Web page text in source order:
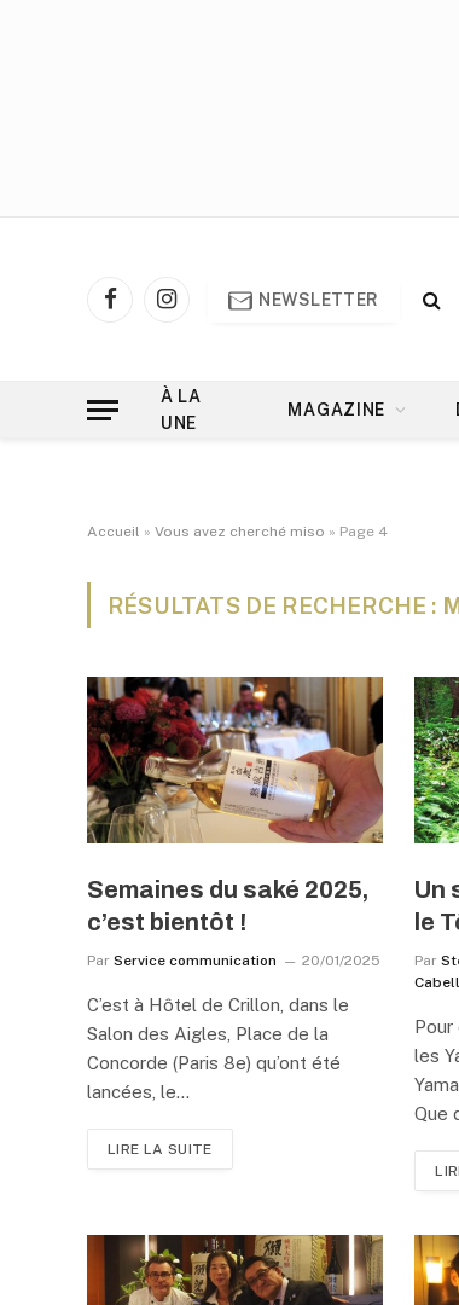
FacebookInstagram
NEWSLETTER
À LA
UNE
MAGAZINE
Accueil » Vous avez cherché miso » Page 4
RÉSULTATS DE RECHERCHE :
Semaines du saké 2025,
c’est bientôt !
Par Service communication 20/01/2025
C’est à Hôtel de Crillon, dans le
Salon des Aigles, Place de la
Concorde (Paris 8e) qu’ont été
lancées, le…
LIRE LA SUITE
Un
le
Par
Pour
les
Que